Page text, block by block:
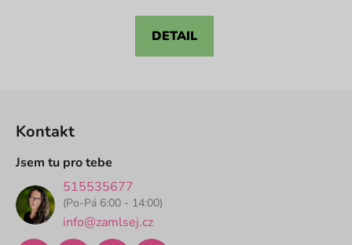
z
DETAIL
Kontakt
Jsem tu pro tebe
515535677
(Po-Pá 6:00 - 14:00)
info@zamlsej.cz